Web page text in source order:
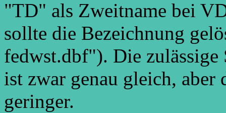
"TD" als Zweitname bei
sollte die Bezeichnung
fedwst.dbf"). Die
ist zwar genau gleich,
geringer.